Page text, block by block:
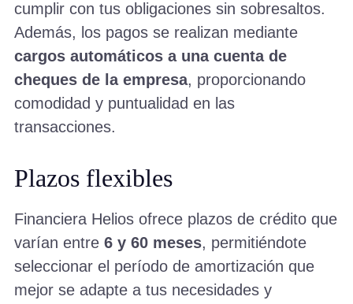
cumplir con tus obligaciones sin sobresaltos.
Además, los pagos se realizan mediante
cargos automáticos a una cuenta de
cheques de la empresa, proporcionando
comodidad y puntualidad en las
transacciones.
Plazos flexibles
Financiera Helios ofrece plazos de crédito que
varían entre 6 y 60 meses, permitiéndote
seleccionar el período de amortización que
mejor se adapte a tus necesidades y